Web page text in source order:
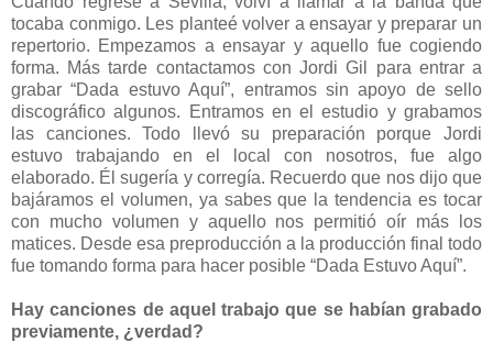
tocaba conmigo. Les planteé volver a ensayar y preparar un
repertorio. Empezamos a ensayar y aquello fue cogiendo
forma. Más tarde contactamos con Jordi Gil para entrar a
grabar “Dada estuvo Aquí”, entramos sin apoyo de sello
discográfico algunos. Entramos en el estudio y grabamos
las canciones. Todo llevó su preparación porque Jordi
estuvo trabajando en el local con nosotros, fue algo
elaborado. Él sugería y corregía. Recuerdo que nos dijo que
bajáramos el volumen, ya sabes que la tendencia es tocar
con mucho volumen y aquello nos permitió oír más los
matices. Desde esa preproducción a la producción final todo
fue tomando forma para hacer posible “Dada Estuvo Aquí”.
Hay canciones de aquel trabajo que se habían grabado
previamente, ¿verdad?